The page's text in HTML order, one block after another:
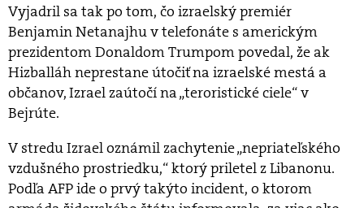
Vyjadril sa tak po tom, čo izraelský premiér
Benjamin Netanajhu v telefonáte s americkým
prezidentom Donaldom Trumpom povedal, že ak
Hizballáh neprestane útočiť na izraelské mestá a
občanov, Izrael zaútočí na „teroristické ciele“ v
Bejrúte.
V stredu Izrael oznámil zachytenie „nepriateľského
vzdušného prostriedku,“ ktorý priletel z Libanonu.
Podľa AFP ide o prvý takýto incident, o ktorom